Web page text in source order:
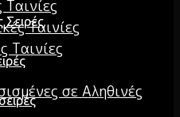
ΣειρέςΤαινίες
Ταινίες
σε Αληθινές